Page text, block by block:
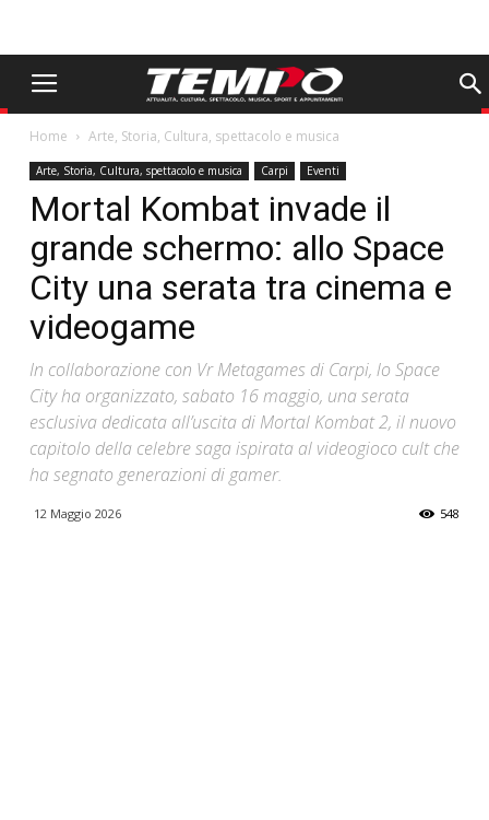
Home Arte, Storia, Cultura, spettacolo e musica
Arte, Storia, Cultura, spettacolo e musica Carpi Eventi
Mortal Kombat invade il
grande schermo: allo Space
City una serata tra cinema e
videogame
In collaborazione con Vr Metagames di Carpi, lo Space
City ha organizzato, sabato 16 maggio, una serata
esclusiva dedicata all’uscita di Mortal Kombat 2, il nuovo
capitolo della celebre saga ispirata al videogioco cult che
ha segnato generazioni di gamer.
12 Maggio 2026 548